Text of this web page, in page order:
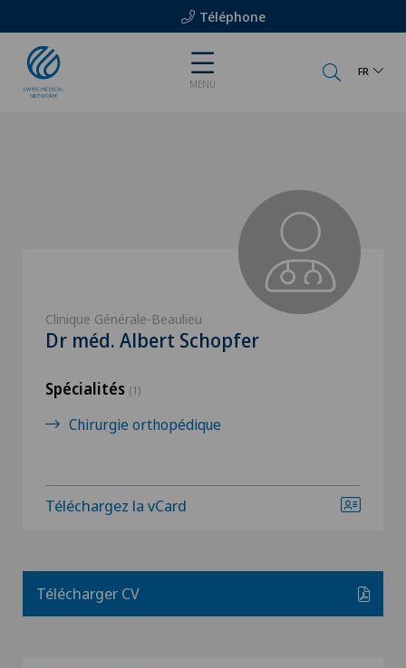
Téléphone
MENU
FR
Clinique Générale-Beaulieu
Dr méd. Albert Schopfer
Spécialités (1)
Chirurgie orthopédique
Téléchargez la vCard
Télécharger CV